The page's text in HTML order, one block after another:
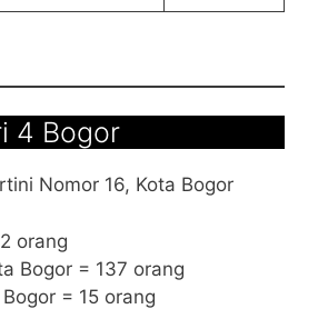
4 Bogor
Nomor 16, Kota Bogor
orang
Bogor = 137 orang
= 15 orang